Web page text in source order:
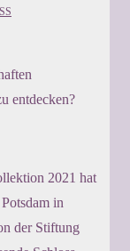
entdecken?
2021 hat
in
der Stiftung